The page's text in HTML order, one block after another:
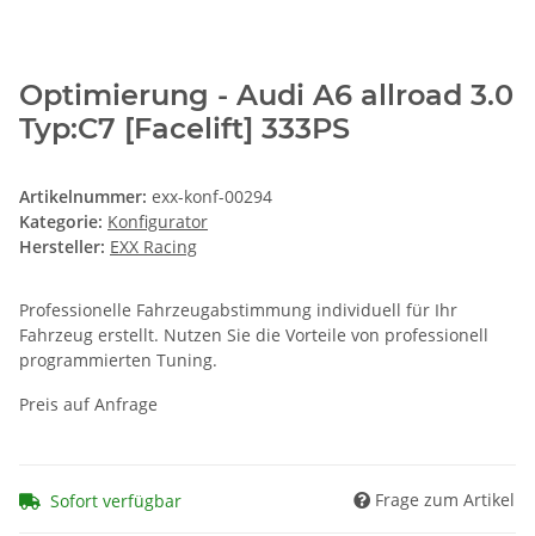
Optimierung - Audi A6 allroad 3.0
Typ:C7 [Facelift] 333PS
Artikelnummer: exx-konf-00294
Kategorie: Konfigurator
Hersteller: EXX Racing
Professionelle Fahrzeugabstimmung individuell für Ihr
Fahrzeug erstellt. Nutzen Sie die Vorteile von professionell
programmierten Tuning.
Preis auf Anfrage
Sofort verfügbar Frage zum Artikel